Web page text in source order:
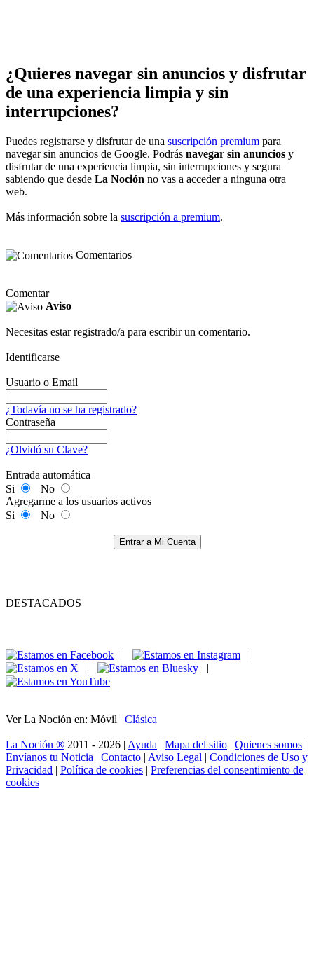
¿Quieres navegar sin anuncios y disfrutar
de una experiencia limpia y sin
interrupciones?
Puedes registrarse y disfrutar de una suscripción premium para
navegar sin anuncios de Google. Podrás navegar sin anuncios y
disfrutar de una experiencia limpia, sin interrupciones y segura
sabiendo que desde La Noción no vas a acceder a ninguna otra
web.
Más información sobre la suscripción a premium.
Comentarios
Comentar
Aviso
Necesitas estar registrado/a para escribir un comentario.
Identificarse
Usuario o Email
¿Todavía no se ha registrado?
Contraseña
¿Olvidó su Clave?
Entrada automática
Si
No
Agregarme a los usuarios activos
Si
No
Entrar a Mi Cuenta
DESTACADOS
|
|
Ver La Noción en: Móvil | Clásica
La Noción ® 2011 - 2026 | Ayuda | Mapa del sitio | Quienes somos |
Envíanos tu Noticia | Contacto | Aviso Legal | Condiciones de Uso y
Privacidad | Política de cookies | Preferencias del consentimiento de
cookies